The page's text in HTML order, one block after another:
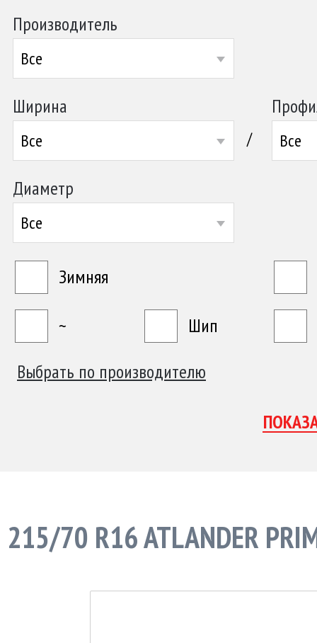
Производитель
Все
Ширина
Все / Все
Диаметр
Все
Зимняя
~
Шип
Выбрать по производителю
215/70 R16 ATLANDER